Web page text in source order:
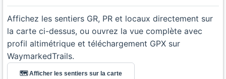
Affichez les sentiers GR, PR et locaux directement sur
la carte ci-dessus, ou ouvrez la vue complète avec
profil altimétrique et téléchargement GPX sur
WaymarkedTrails.
🗺️ Afficher les sentiers sur la carte